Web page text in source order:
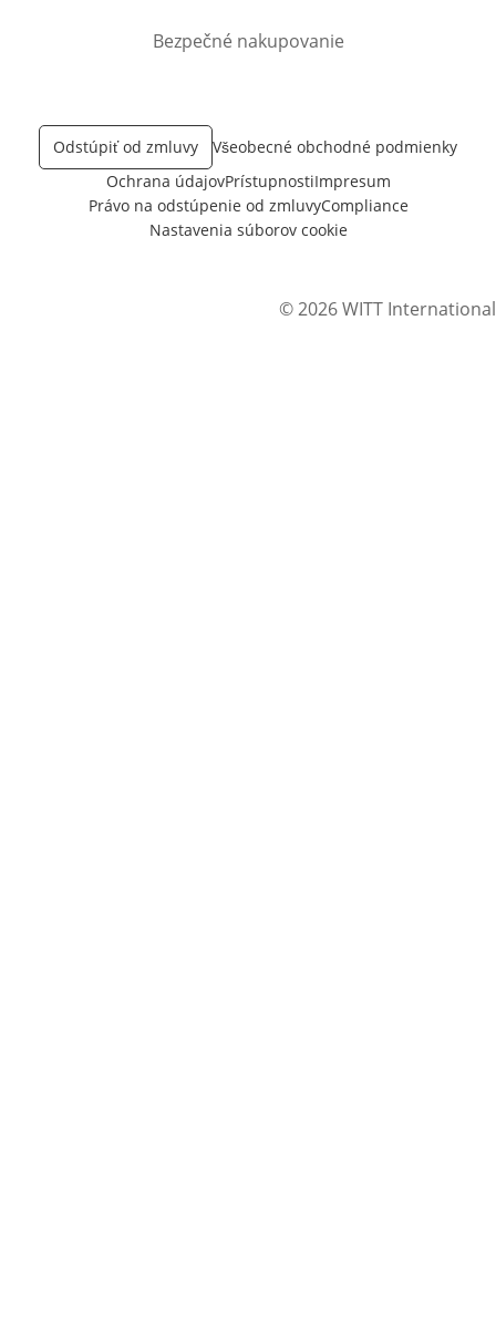
Bezpečné nakupovanie
Odstúpiť od zmluvy
Všeobecné obchodné podmienky
Ochrana údajovPrístupnostiImpresum
Právo na odstúpenie od zmluvyCompliance
Nastavenia súborov cookie
© 2026 WITT International